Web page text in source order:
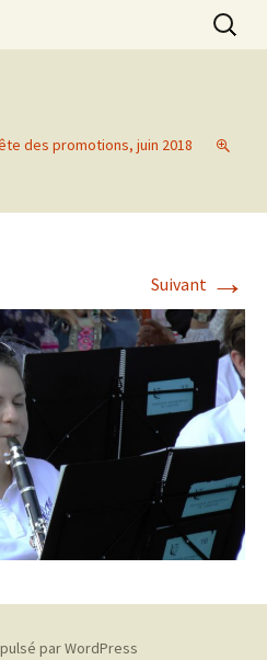
des promotions, juin 2018
Suivant →
par WordPress